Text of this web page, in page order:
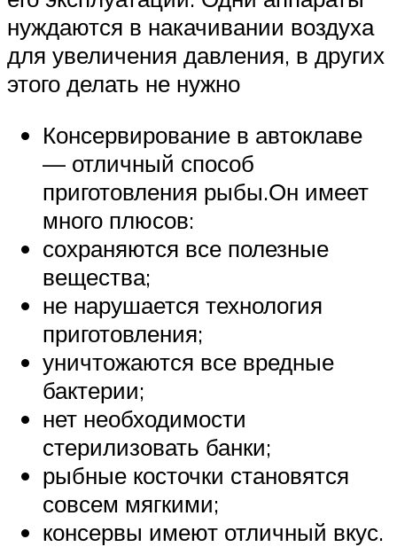
нуждаются в накачивании воздуха
для увеличения давления, в других
этого делать не нужно
Консервирование в автоклаве
— отличный способ
приготовления рыбы.Он имеет
много плюсов:
сохраняются все полезные
вещества;
не нарушается технология
приготовления;
уничтожаются все вредные
бактерии;
нет необходимости
стерилизовать банки;
рыбные косточки становятся
совсем мягкими;
консервы имеют отличный вкус.